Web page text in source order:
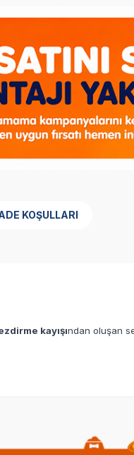
KOŞULLARI
kayışından oluşan